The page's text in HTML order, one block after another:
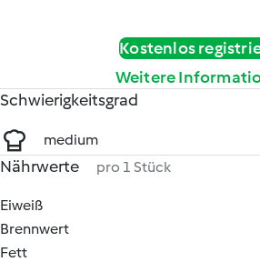
Kostenlos
Weitere
Schwierigkeitsgrad
medium
Nährwerte pro 1 Stück
Eiweiß
Brennwert
Fett